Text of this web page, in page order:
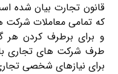
که تمامی معاملات شرکت
و برای برطرف کردن هر
طرف شرکت های تجاری
برای نیازهای شخصی